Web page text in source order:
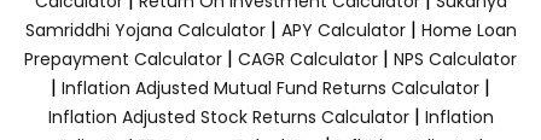
Samriddhi Yojana Calculator| APY Calculator| Home Loan
Prepayment Calculator | CAGR Calculator | NPS Calculator
| Inflation Adjusted Mutual Fund Returns Calculator |
Inflation Adjusted Stock Returns Calculator| Inflation